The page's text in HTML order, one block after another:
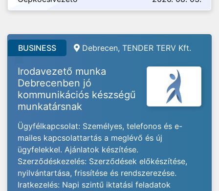
BUSINESS Debrecen, TENDER TERV Kft.
Irodavezető munka
Debrecenben jó
kommunikációs készségű
munkatársnak
Ügyfélkapcsolat: Személyes, telefonos és e-
mailes kapcsolattartás a meglévő és új
ügyfelekkel. Ajánlatok készítése.
Szerződéskezelés: Szerződések előkészítése,
nyilvántartása, frissítése és rendszerezése.
Iratkezelés: Napi szintű iktatási feladatok